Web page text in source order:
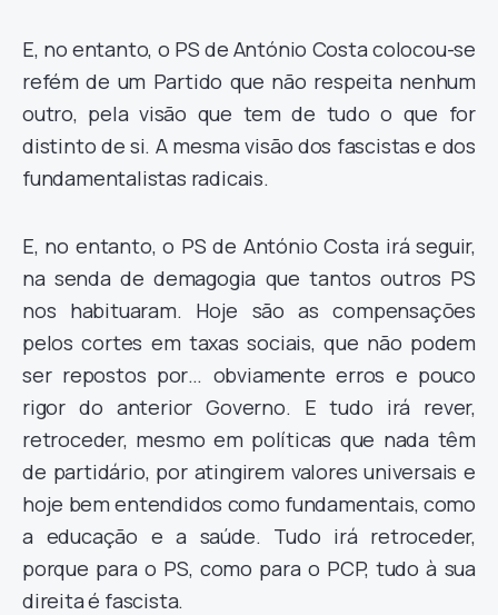
E, no entanto, o PS de António Costa colocou-se
refém de um Partido que não respeita nenhum
outro, pela visão que tem de tudo o que for
distinto de si. A mesma visão dos fascistas e dos
fundamentalistas radicais.
E, no entanto, o PS de António Costa irá seguir,
na senda de demagogia que tantos outros PS
nos habituaram. Hoje são as compensações
pelos cortes em taxas sociais, que não podem
ser repostos por… obviamente erros e pouco
rigor do anterior Governo. E tudo irá rever,
retroceder, mesmo em políticas que nada têm
de partidário, por atingirem valores universais e
hoje bem entendidos como fundamentais, como
a educação e a saúde. Tudo irá retroceder,
porque para o PS, como para o PCP, tudo à sua
direita é fascista.